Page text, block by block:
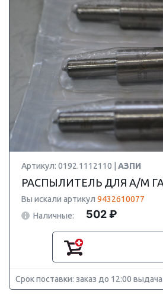
Артикул: 0192.1112110 | АЗПИ
РАСПЫЛИТЕЛЬ ДЛЯ А/М
Вы искали артикул 9432610077
Наличные:
502 ₽
Срок поставки: заказ до 12:00